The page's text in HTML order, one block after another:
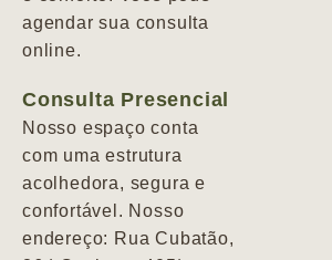
agendar sua consulta
online.
Consulta Presencial
Nosso espaço conta
com uma estrutura
acolhedora, segura e
confortável. Nosso
endereço: Rua Cubatão,